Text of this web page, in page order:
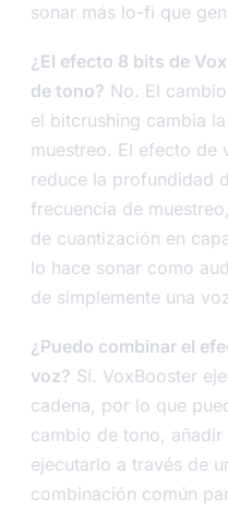
sonar más lo-fi que
¿El efecto 8 bits de
de tono? No. El
el bitcrushing cambia
muestreo. El efecto de
reduce la profundidad
frecuencia de
de cuantización en
lo hace sonar como
de simplemente una
¿Puedo combinar el
voz? Sí. VoxBooster
cadena, por lo que
cambio de tono,
ejecutarlo a través de
combinación común